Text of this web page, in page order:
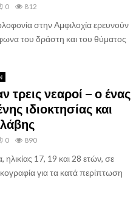
0 812
στην Αμφιλοχία ερευνούν
του δράστη και του θύματος
νεαροί – ο ένας
ιδιοκτησίας και
0 890
17, 19 και 28 ετών, σε
για τα κατά περίπτωση